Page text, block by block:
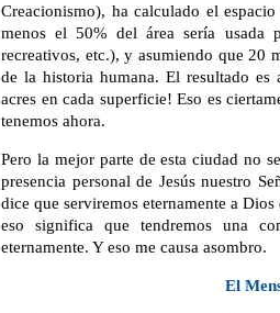
Creacionismo), ha calculado el
menos el 50% del área sería usada
recreativos, etc.), y asumiendo que 20
de la historia humana. El resultado es
acres en cada superficie! Eso es
tenemos ahora.
Pero la mejor parte de esta ciudad no
presencia personal de Jesús nuestro
dice que serviremos eternamente a
eso significa que tendremos una
eternamente. Y eso me causa asombro.
El